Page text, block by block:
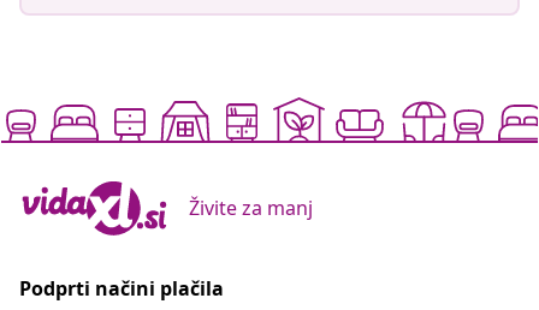
Živite za manj
Podprti načini plačila